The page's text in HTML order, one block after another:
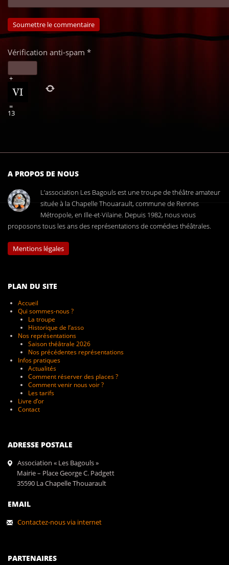
Vérification anti-spam *
+
=
13
A PROPOS DE NOUS
L’association Les Bagouls est une troupe de théâtre amateur
située à la Chapelle Thouarault, commune de Rennes
Métropole, en Ille-et-Vilaine. Depuis 1982, nous vous
proposons tous les ans des représentations de comédies théâtrales.
Mentions légales
PLAN DU SITE
Accueil
Qui sommes-nous ?
La troupe
Historique de l’asso
Nos représentations
Saison théâtrale 2026
Nos précédentes représentations
Infos pratiques
Actualités
Comment réserver des places ?
Comment venir nous voir ?
Les tarifs
Livre d’or
Contact
ADRESSE POSTALE
Association « Les Bagouls »
Mairie – Place George C. Padgett
35590 La Chapelle Thouarault
EMAIL
Contactez-nous via internet
PARTENAIRES